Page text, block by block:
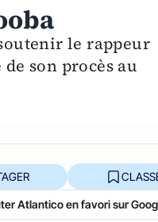
le rappeur
son procès au
Atlantico en favori sur